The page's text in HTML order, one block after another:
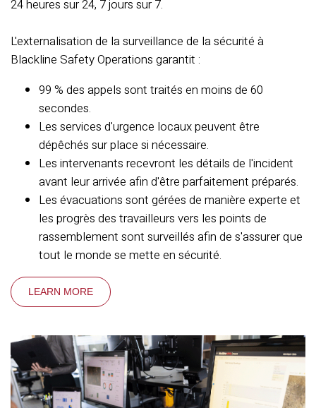
24 heures sur 24, 7 jours sur 7.
L'externalisation de la surveillance de la sécurité à
Blackline Safety Operations garantit :
99 % des appels sont traités en moins de 60
secondes.
Les services d'urgence locaux peuvent être
dépêchés sur place si nécessaire.
Les intervenants recevront les détails de l'incident
avant leur arrivée afin d'être parfaitement préparés.
Les évacuations sont gérées de manière experte et
les progrès des travailleurs vers les points de
rassemblement sont surveillés afin de s'assurer que
tout le monde se mette en sécurité.
LEARN MORE